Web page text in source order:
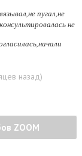
пугал,не
не
назад)
ZOOM